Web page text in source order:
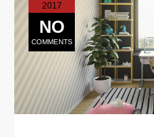
2017
NO
COMMENTS